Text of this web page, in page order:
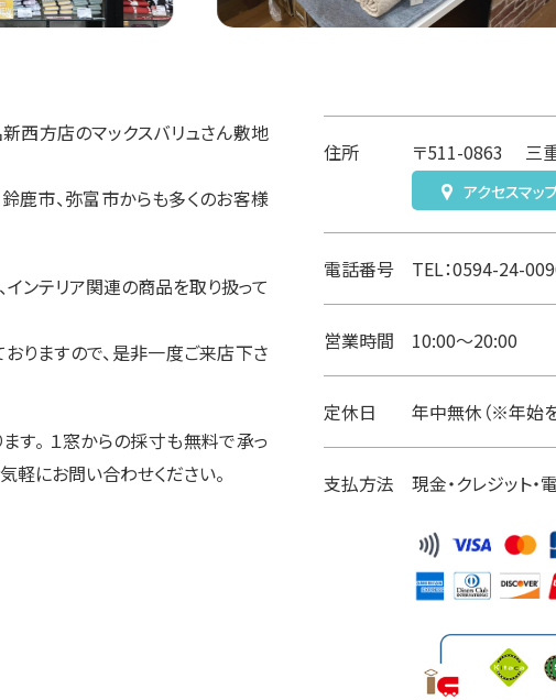
西方店のマックスバリュさん敷地
鹿市、弥富市からも多くのお客様
インテリア関連の商品を取り扱って
りますので、是非一度ご来店下さ
す。 １窓からの採寸も無料で承っ
軽にお問い合わせください。
住所 〒511-0863 三
アクセスマッ
電話番号 TEL：0594-24-
営業時間 10:00～20:00
定休日 年中無休（※年始を
支払方法 現金・クレジット・